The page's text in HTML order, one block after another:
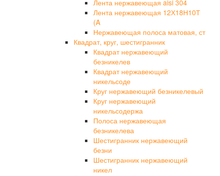
Лента нержавеющая aisi 304
Лента нержавеющая 12Х18Н10Т
(A
Нержавеющая полоса матовая, ст
Квадрат, круг, шестигранник
Квадрат нержавеющий
безникелев
Квадрат нержавеющий
никельсоде
Круг нержавеющий безникелевый
Круг нержавеющий
никельсодержа
Полоса нержавеющая
безникелева
Шестигранник нержавеющий
безни
Шестигранник нержавеющий
никел